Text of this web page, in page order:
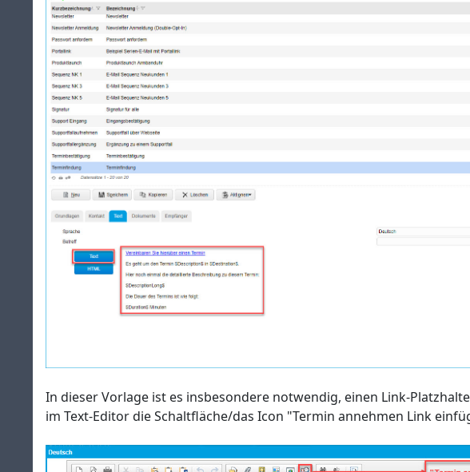
In dieser Vorlage ist es insbesondere notwendig, einen Link-
im Text-Editor die Schaltfläche/das Icon "Termin annehmen Link